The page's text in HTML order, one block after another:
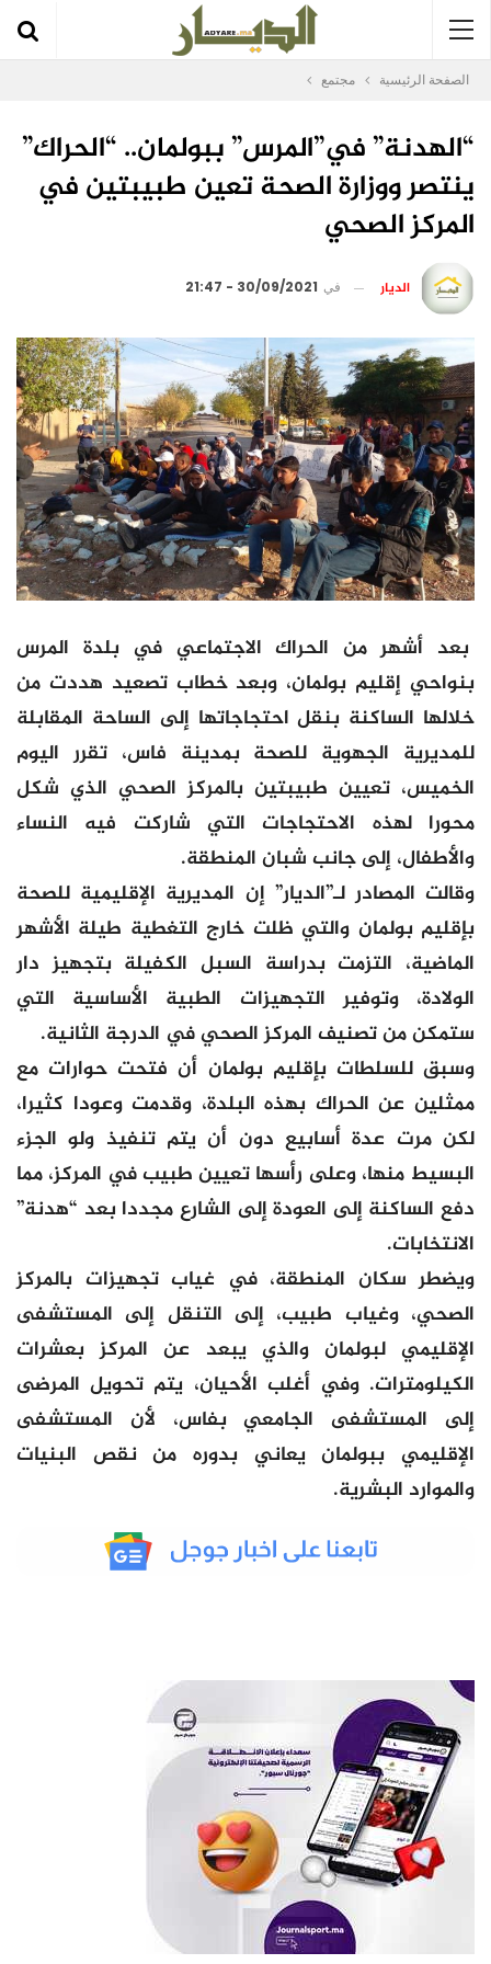
الصفحة الرئيسية مجتمع
“الهدنة” في”المرس” ببولمان.. “الحراك”
ينتصر ووزارة الصحة تعين طبيبتين في
المركز الصحي
الديار في 30/09/2021 - 21:47
بعد أشهر من الحراك الاجتماعي في بلدة المرس
بنواحي إقليم بولمان، وبعد خطاب تصعيد هددت من
خلالها الساكنة بنقل احتجاجاتها إلى الساحة المقابلة
للمديرية الجهوية للصحة بمدينة فاس، تقرر اليوم
الخميس، تعيين طبيبتين بالمركز الصحي الذي شكل
محورا لهذه الاحتجاجات التي شاركت فيه النساء
والأطفال، إلى جانب شبان المنطقة.
وقالت المصادر لـ”الديار” إن المديرية الإقليمية للصحة
بإقليم بولمان والتي ظلت خارج التغطية طيلة الأشهر
الماضية، التزمت بدراسة السبل الكفيلة بتجهيز دار
الولادة، وتوفير التجهيزات الطبية الأساسية التي
ستمكن من تصنيف المركز الصحي في الدرجة الثانية.
وسبق للسلطات بإقليم بولمان أن فتحت حوارات مع
ممثلين عن الحراك بهذه البلدة، وقدمت وعودا كثيرا،
لكن مرت عدة أسابيع دون أن يتم تنفيذ ولو الجزء
البسيط منها، وعلى رأسها تعيين طبيب في المركز، مما
دفع الساكنة إلى العودة إلى الشارع مجددا بعد “هدنة”
الانتخابات.
ويضطر سكان المنطقة، في غياب تجهيزات بالمركز
الصحي، وغياب طبيب، إلى التنقل إلى المستشفى
الإقليمي لبولمان والذي يبعد عن المركز بعشرات
الكيلومترات. وفي أغلب الأحيان، يتم تحويل المرضى
إلى المستشفى الجامعي بفاس، لأن المستشفى
الإقليمي ببولمان يعاني بدوره من نقص البنيات
والموارد البشرية.